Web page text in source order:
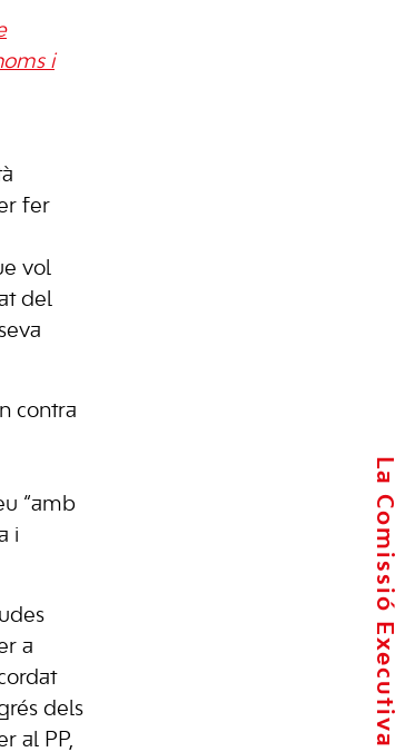
La Comissió Executiva
i
fer
vol
del
contra
“amb
i
a
dels
al PP,